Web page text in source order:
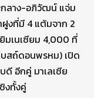
ลาง-อภิวัฒน์ แจ่ม
งที่มี 4 แต้มจาก 2
มเนเซียม 4,000 ที่
สถ์ดอนพรหม) เปิด
ดี อีกคู่ มาเลเซีย
งทั้งคู่